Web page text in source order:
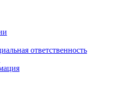
ответственность